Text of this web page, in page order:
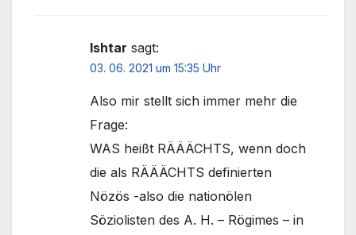
Ishtar sagt:
03. 06. 2021 um 15:35 Uhr
Also mir stellt sich immer mehr die
Frage:
WAS heißt RÄÄÄCHTS, wenn doch
die als RÄÄÄCHTS definierten
Nözös -also die nationölen
Söziolisten des A. H. – Rögimes – in